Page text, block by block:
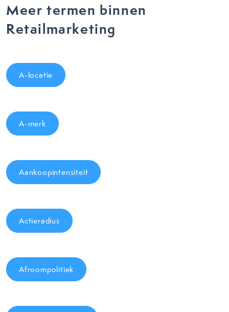
Meer termen binnen
Retailmarketing
A-locatie
A-merk
Aankoopintensiteit
Actieradius
Afroompolitiek